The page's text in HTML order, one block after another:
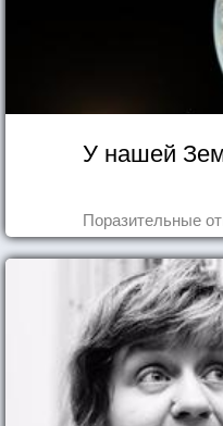
У нашей
Поразительные